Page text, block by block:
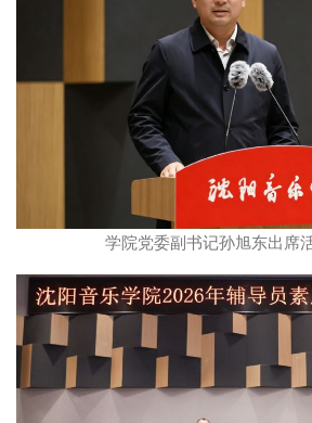
学院党委副书记孙旭东出席